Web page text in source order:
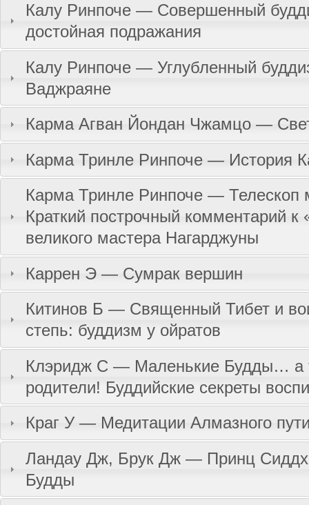
Калу Ринпоче — Совершенный
достойная подражания
Калу Ринпоче — Углубленный
Ваджраяне
Карма Агван Йондан Чжамцо —
Карма Тринле Ринпоче — История
Карма Тринле Ринпоче — Телескоп
Краткий построчный комментарий к
великого мастера Нагарджуны
Каррен Э — Сумрак вершин
Китинов Б — Священный Тибет и
степь: буддизм у ойратов
Клэридж С — Маленькие Будды… а
родители! Буддийские секреты
Краг У — Медитации Алмазного
Ландау Дж, Брук Дж — Принц
Будды